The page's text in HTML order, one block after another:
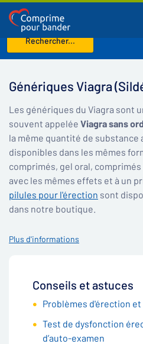
Rechercher...
Page d'accueil Génériques Viagra
Génériques Viagra
Les génériques du Viagra sont
souvent appelée Viagra sans
la même quantité de substance
disponibles dans les mêmes
comprimés, gel oral,
avec les mêmes effets et à un
pilules pour l'érection sont
dans notre boutique.
Plus d'informations
Conseils et astuces
Problèmes d'érection
Test de dysfonction
d’auto-examen